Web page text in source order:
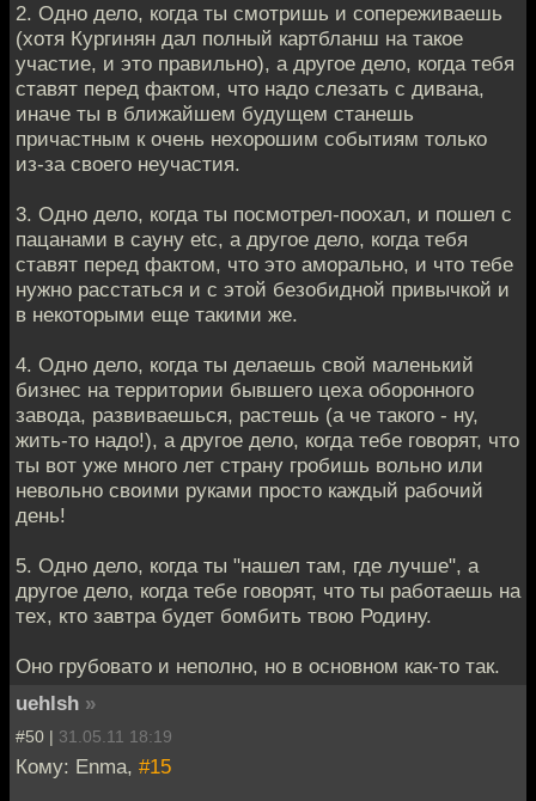
2. Одно дело, когда ты смотришь и сопереживаешь
(хотя Кургинян дал полный картбланш на такое
участие, и это правильно), а другое дело, когда тебя
ставят перед фактом, что надо слезать с дивана,
иначе ты в ближайшем будущем станешь
причастным к очень нехорошим событиям только
из-за своего неучастия.
3. Одно дело, когда ты посмотрел-поохал, и пошел с
пацанами в сауну etc, а другое дело, когда тебя
ставят перед фактом, что это аморально, и что тебе
нужно расстаться и с этой безобидной привычкой и
в некоторыми еще такими же.
4. Одно дело, когда ты делаешь свой маленький
бизнес на территории бывшего цеха оборонного
завода, развиваешься, растешь (а че такого - ну,
жить-то надо!), а другое дело, когда тебе говорят, что
ты вот уже много лет страну гробишь вольно или
невольно своими руками просто каждый рабочий
день!
5. Одно дело, когда ты "нашел там, где лучше", а
другое дело, когда тебе говорят, что ты работаешь на
тех, кто завтра будет бомбить твою Родину.
Оно грубовато и неполно, но в основном как-то так.
uehlsh »
#50 | 31.05.11 18:19
Кому: Enma, #15